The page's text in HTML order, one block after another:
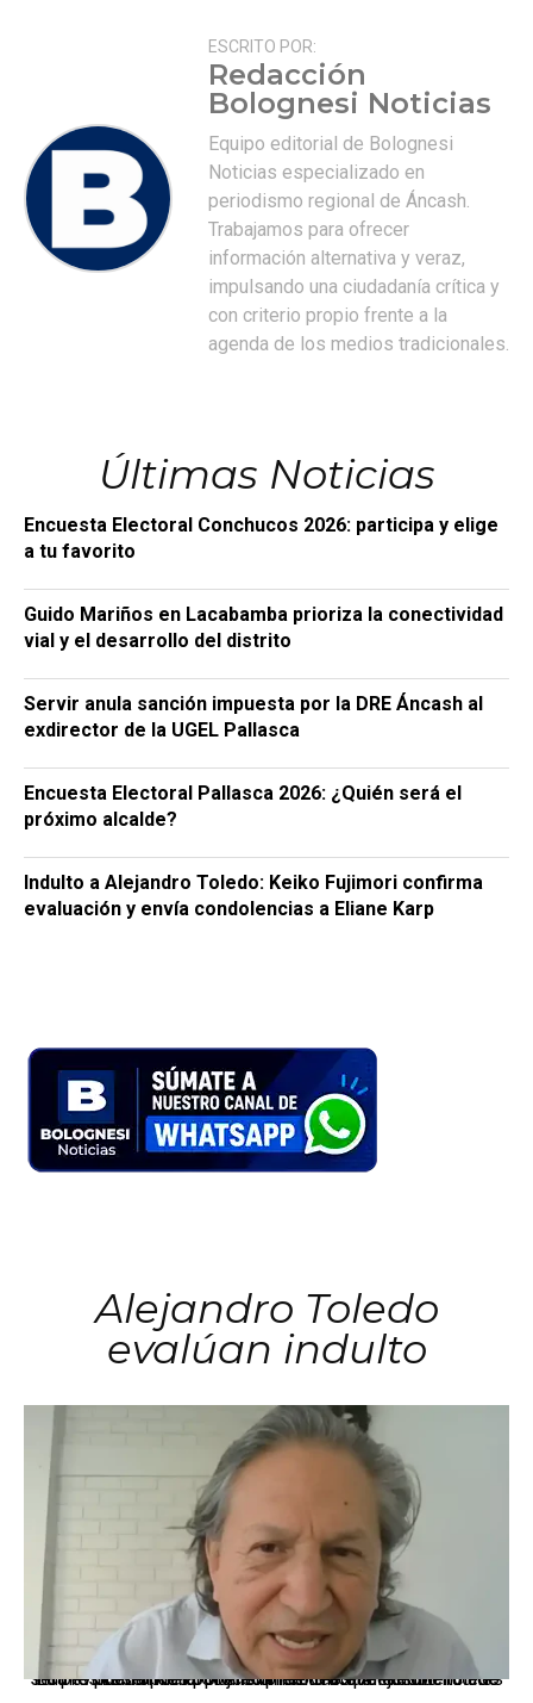
ESCRITO POR:
Redacción
Bolognesi Noticias
Equipo editorial de Bolognesi
Noticias especializado en
periodismo regional de Áncash.
Trabajamos para ofrecer
información alternativa y veraz,
impulsando una ciudadanía crítica y
con criterio propio frente a la
agenda de los medios tradicionales.
Últimas Noticias
Encuesta Electoral Conchucos 2026: participa y elige
a tu favorito
Guido Mariños en Lacabamba prioriza la conectividad
vial y el desarrollo del distrito
Servir anula sanción impuesta por la DRE Áncash al
exdirector de la UGEL Pallasca
Encuesta Electoral Pallasca 2026: ¿Quién será el
próximo alcalde?
Indulto a Alejandro Toledo: Keiko Fujimori confirma
evaluación y envía condolencias a Eliane Karp
Alejandro Toledo
evalúan indulto
La presidenta Keiko Fujimori informó que la solicitud de indulto presentada por el expresidente Alejandro Toledo será evaluada por la Comisión de Gracias Presidenciales conforme al procedimiento establecido.